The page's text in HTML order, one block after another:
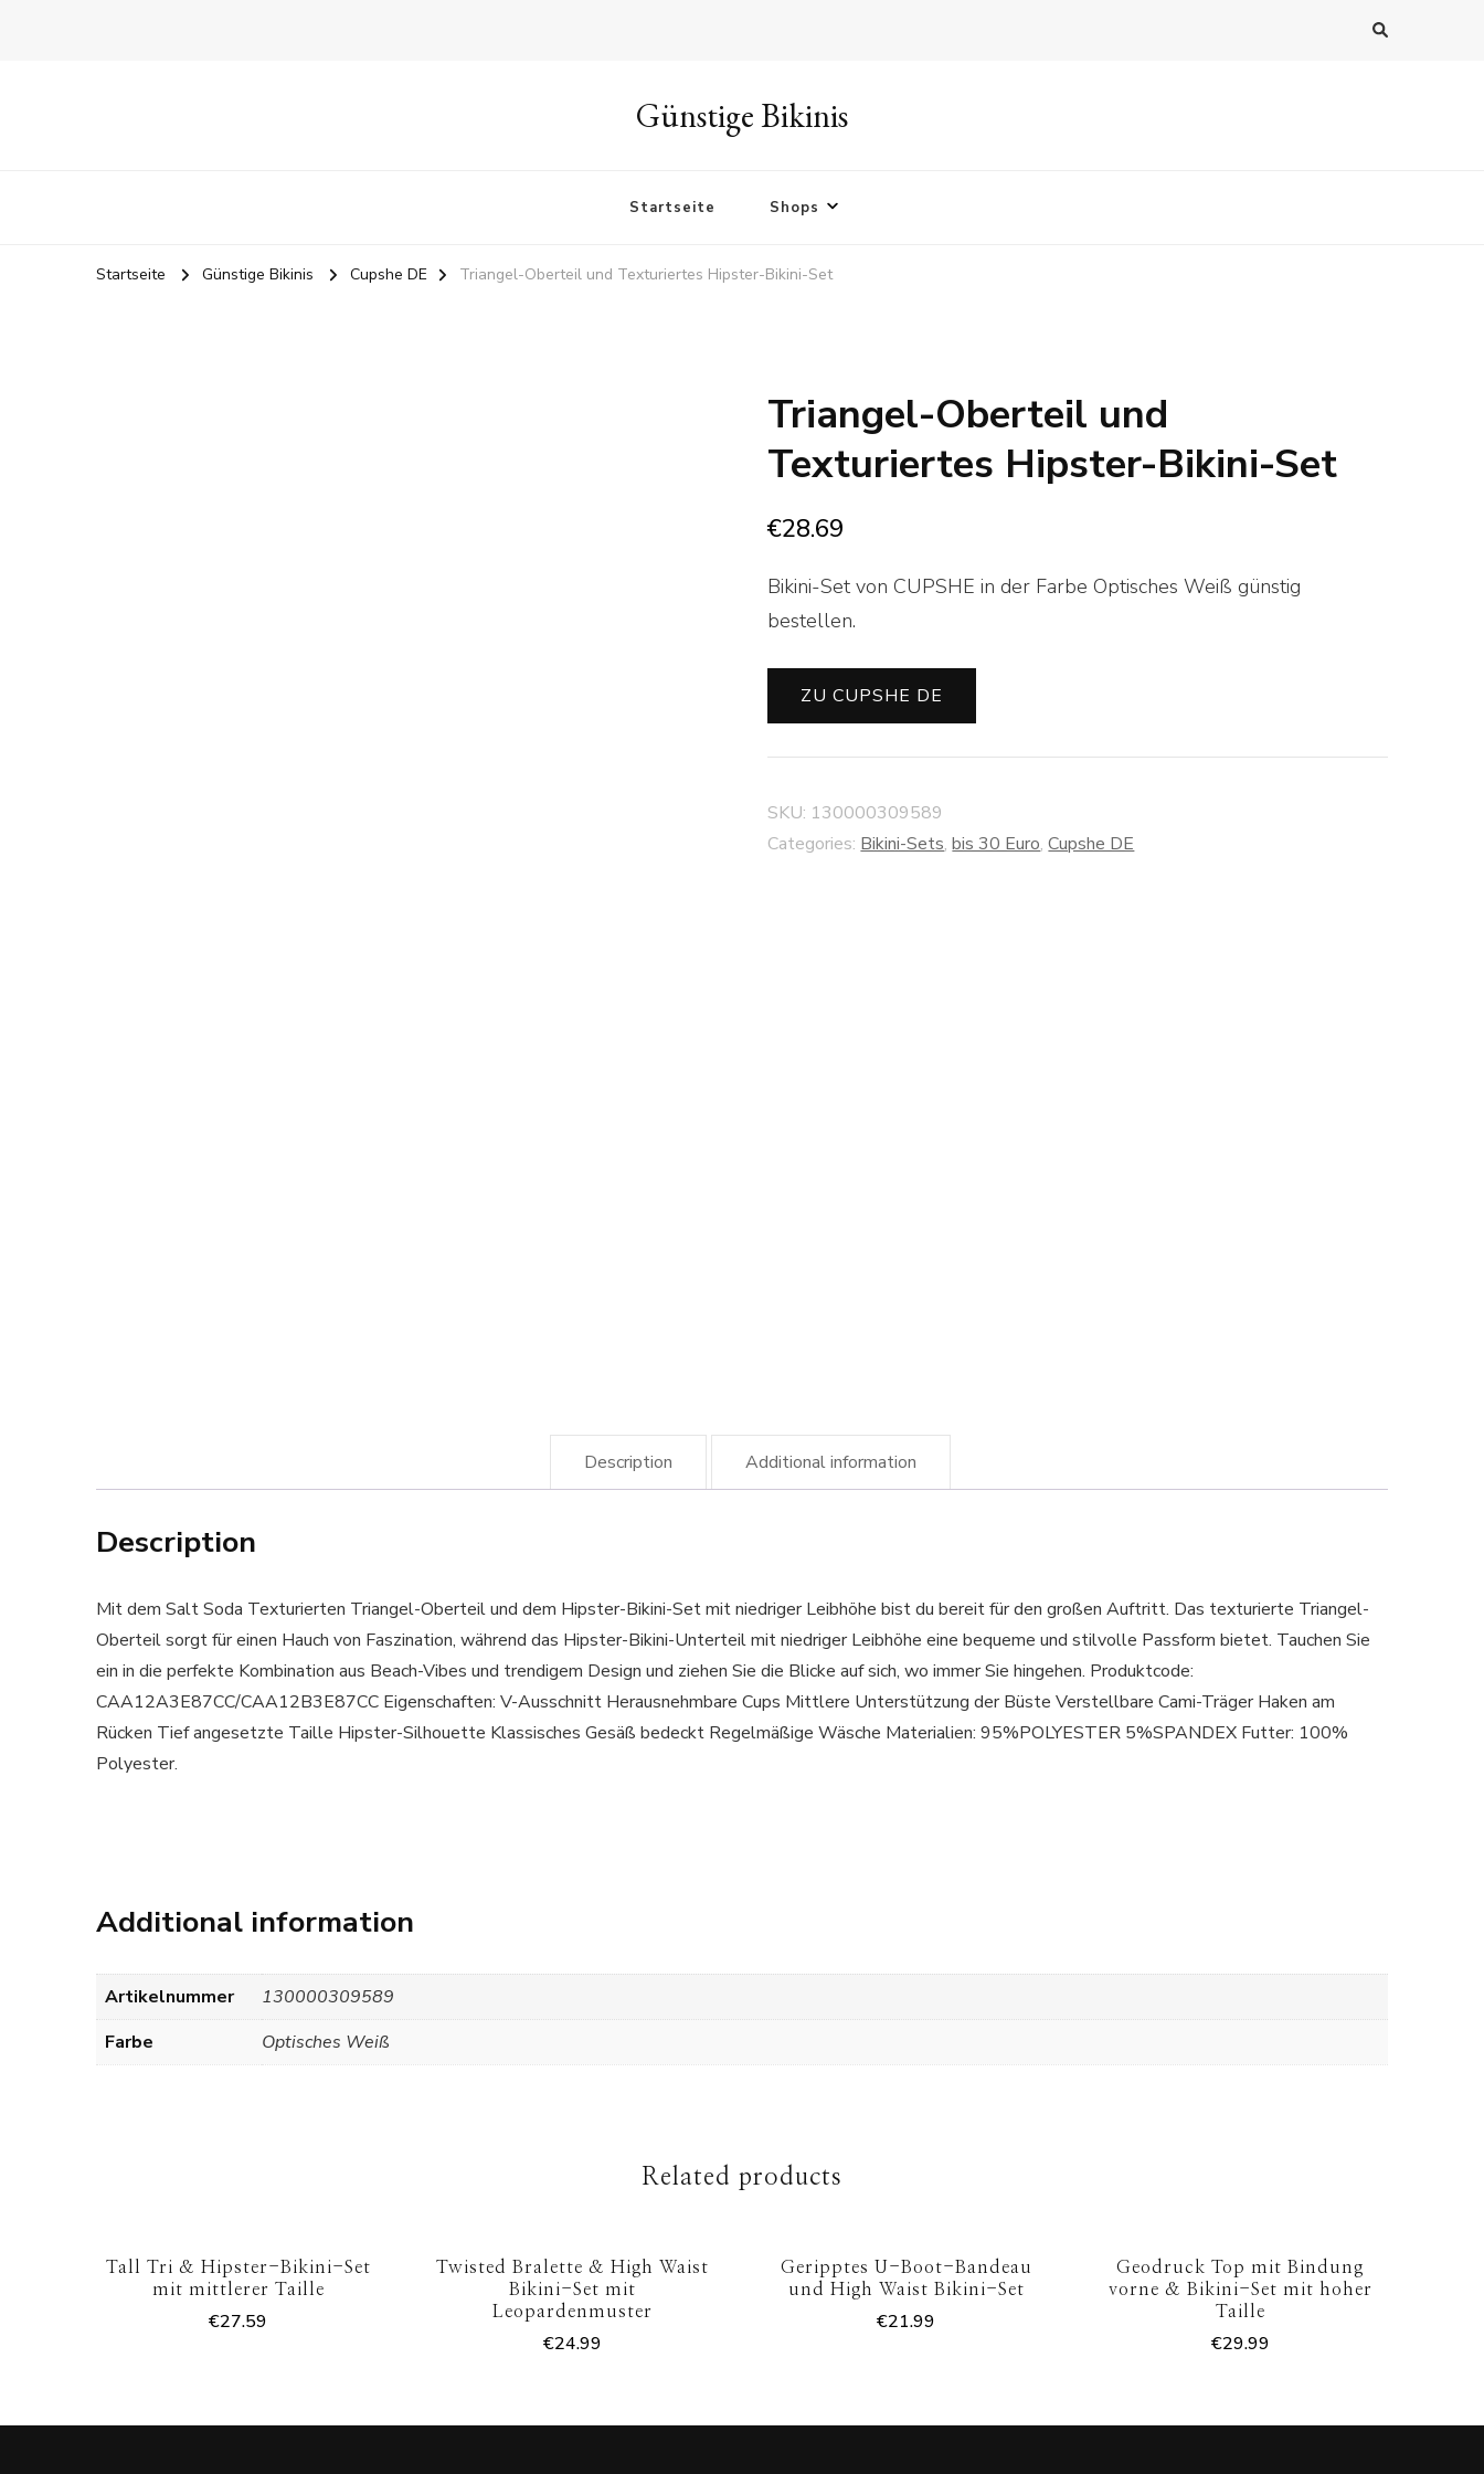
Günstige Bikinis
Startseite Shops
Startseite Günstige Bikinis Cupshe DE Triangel-Oberteil und Texturiertes Hipster-Bikini-Set
Triangel-Oberteil und
Texturiertes Hipster-Bikini-Set
€28.69
Bikini-Set von CUPSHE in der Farbe Optisches Weiß günstig
bestellen.
ZU CUPSHE DE
SKU: 130000309589
Categories: Bikini-Sets,bis 30 Euro,Cupshe DE
Description Additional information
Description
Mit dem Salt Soda Texturierten Triangel-Oberteil und dem Hipster-Bikini-Set mit niedriger Leibhöhe bist du bereit für den großen Auftritt. Das texturierte Triangel-
Oberteil sorgt für einen Hauch von Faszination, während das Hipster-Bikini-Unterteil mit niedriger Leibhöhe eine bequeme und stilvolle Passform bietet. Tauchen Sie
ein in die perfekte Kombination aus Beach-Vibes und trendigem Design und ziehen Sie die Blicke auf sich, wo immer Sie hingehen. Produktcode:
CAA12A3E87CC/CAA12B3E87CC Eigenschaften: V-Ausschnitt Herausnehmbare Cups Mittlere Unterstützung der Büste Verstellbare Cami-Träger Haken am
Rücken Tief angesetzte Taille Hipster-Silhouette Klassisches Gesäß bedeckt Regelmäßige Wäsche Materialien: 95%POLYESTER 5%SPANDEX Futter: 100%
Polyester.
Additional information
Artikelnummer
130000309589
Farbe
Optisches Weiß
Related products
Tall Tri & Hipster-Bikini-Set
mit mittlerer Taille
€27.59
Twisted Bralette & High Waist
Bikini-Set mit
Leopardenmuster
€24.99
Geripptes U-Boot-Bandeau
und High Waist Bikini-Set
€21.99
Geodruck Top mit Bindung
vorne & Bikini-Set mit hoher
Taille
€29.99